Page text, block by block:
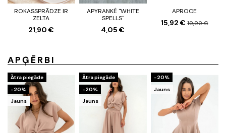
ROKASSPRĀDZE IR
ZELTA
21,90 €
APYRANKĖ "WHITE
SPELLS"
4,05 €
APROCE
15,92 €19,90 €
APĢĒRBI
Ātra piegāde
-20%
Jauns
Ātra piegāde
-20%
Jauns
-20%
Jauns